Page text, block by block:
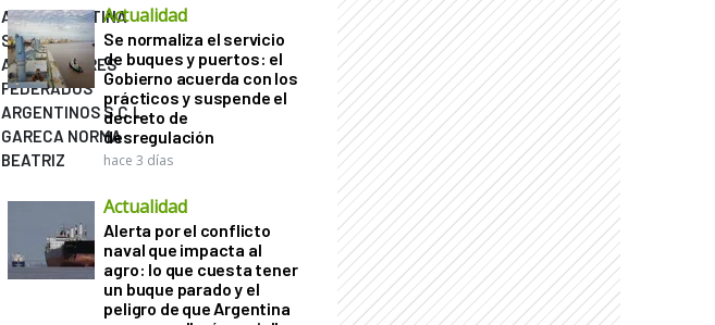
ADM ARGENTINA
S.A.
AGRICULTORES
FEDERADOS
ARGENTINOS S.C.L
GARECA NORMA
BEATRIZ
Actualidad
Se normaliza el servicio
de buques y puertos: el
Gobierno acuerda con los
prácticos y suspende el
decreto de
desregulación
hace 3 días
Actualidad
Alerta por el conflicto
naval que impacta al
agro: lo que cuesta tener
un buque parado y el
peligro de que Argentina